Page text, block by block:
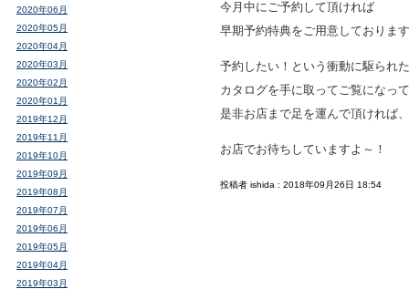
今月中にご予約して頂ければ
早期予約特典をご用意しておりま
予約したい！という衝動に駆られ
カタログを手に取ってご覧になっ
是非お店まで足を運んで頂ければ
お店でお待ちしていますよ～！
投稿者 ishida : 2018年09月26日 18:54
2020年06月
2020年05月
2020年04月
2020年03月
2020年02月
2020年01月
2019年12月
2019年11月
2019年10月
2019年09月
2019年08月
2019年07月
2019年06月
2019年05月
2019年04月
2019年03月